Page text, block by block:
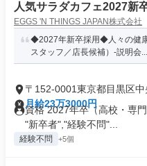
人気サラダカフェ2027新
EGGS 'N THINGS JAPAN株式会社
◆2027年新卒採用◆人々の健
スタッフ／店長候補）-説明会...
〒152-0001東京都目黒区中
月給23万3000円
資格 2027年卒（高校・専
"新卒者","経験不問"...
経験不問 +5個